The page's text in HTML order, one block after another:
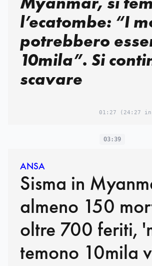
l’ecatombe: “I
potrebbero
10mila”. Si
scavare
01:27 (24:27 in
03:39
ANSA
Sisma in
almeno 150
oltre 700 feriti,
temono 10mila